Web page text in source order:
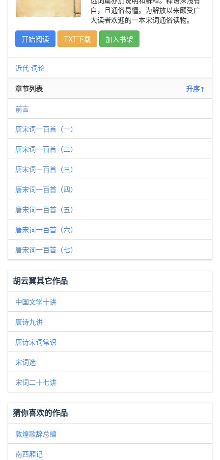
自，且通俗易懂。为解放以来颇受广
大读者欢迎的一本宋词通俗读物。
开始阅读
TXT下载 加入书架
近代 词论
章节列表 升序↑
前言
唐宋词一百首（一）
唐宋词一百首（二）
唐宋词一百首（三）
唐宋词一百首（四）
唐宋词一百首（五）
唐宋词一百首（六）
唐宋词一百首（七）
胡云翼其它作品
中国文学十讲
唐诗九讲
唐诗宋词常识
宋词选
宋词二十七讲
猜你喜欢的作品
敦煌歌辞总编
南西厢记